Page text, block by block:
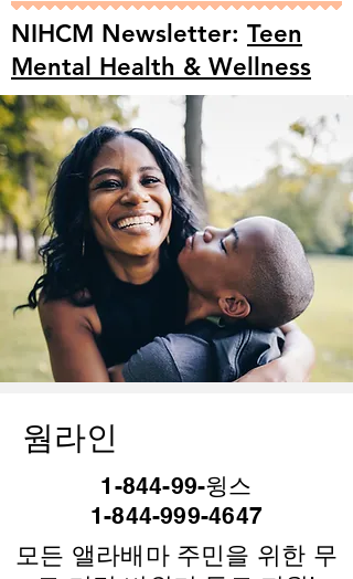
NIHCM Newsletter: Teen
Mental Health & Wellness
웜라인
1-844-99-윙스
1-844-999-4647
모든 앨라배마 주민을 위한 무